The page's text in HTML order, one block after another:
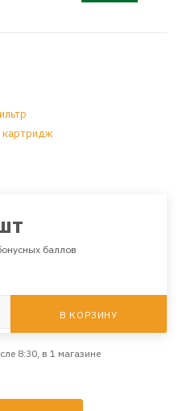
картридж
баллов
В КОРЗИНУ
8:30, в 1 магазине